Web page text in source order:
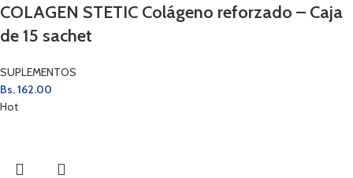
COLAGEN STETIC Colágeno reforzado – Caja
de 15 sachet
SUPLEMENTOS
Bs.162.00
Hot